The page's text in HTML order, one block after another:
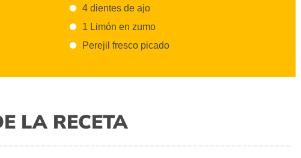
4 dientes de ajo
1 Limón en zumo
Perejil fresco picado
LA RECETA